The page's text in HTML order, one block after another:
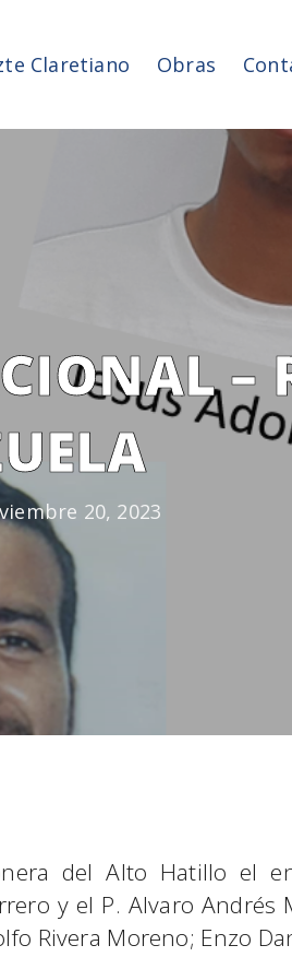
Claretiano Obras
–
20, 2023
del Alto Hatillo el
y el P. Alvaro Andrés
Rivera Moreno; Enzo